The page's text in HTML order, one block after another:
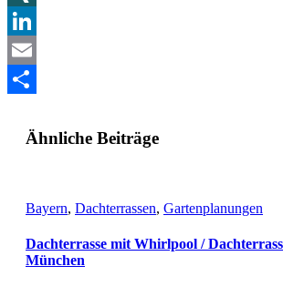
XING
LinkedIn
Email
Ähnliche Beiträge
Bayern, Dachterrassen, Gartenplanungen
Dachterrasse mit Whirlpool /
München